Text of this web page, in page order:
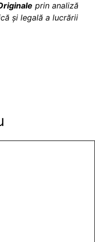
prin analiză
și legală a lucrării